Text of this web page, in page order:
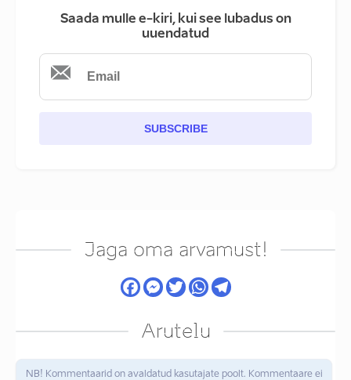
Saada mulle e-kiri, kui see lubadus on
uuendatud
SUBSCRIBE
Jaga oma arvamust!
Arutelu
NB! Kommentaarid on avaldatud kasutajate poolt. Kommentaare ei